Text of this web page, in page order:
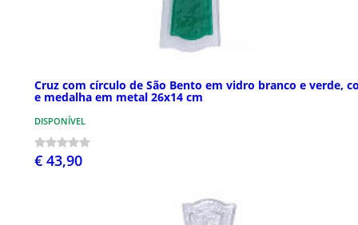
Cruz com círculo de São Bento em vidro branco e verde,
e medalha em metal 26x14 cm
DISPONÍVEL
€ 43,90